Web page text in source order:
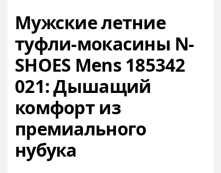
Мужские летние
туфли-мокасины N-
SHOES Mens 185342
021: Дышащий
комфорт из
премиального
нубука